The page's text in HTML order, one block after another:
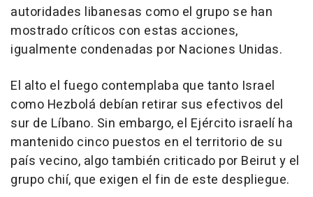
autoridades libanesas como el grupo se han
mostrado críticos con estas acciones,
igualmente condenadas por Naciones Unidas.
El alto el fuego contemplaba que tanto Israel
como Hezbolá debían retirar sus efectivos del
sur de Líbano. Sin embargo, el Ejército israelí ha
mantenido cinco puestos en el territorio de su
país vecino, algo también criticado por Beirut y el
grupo chií, que exigen el fin de este despliegue.